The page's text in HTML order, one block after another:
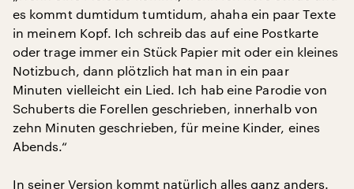
es kommt dumtidum tumtidum, ahaha ein paar Texte
in meinem Kopf. Ich schreib das auf eine Postkarte
oder trage immer ein Stück Papier mit oder ein kleines
Notizbuch, dann plötzlich hat man in ein paar
Minuten vielleicht ein Lied. Ich hab eine Parodie von
Schuberts die Forellen geschrieben, innerhalb von
zehn Minuten geschrieben, für meine Kinder, eines
Abends.“
In seiner Version kommt natürlich alles ganz anders.